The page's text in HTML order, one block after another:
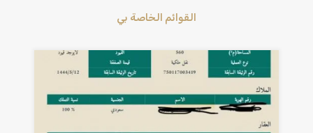
القوائم الخاصة بي